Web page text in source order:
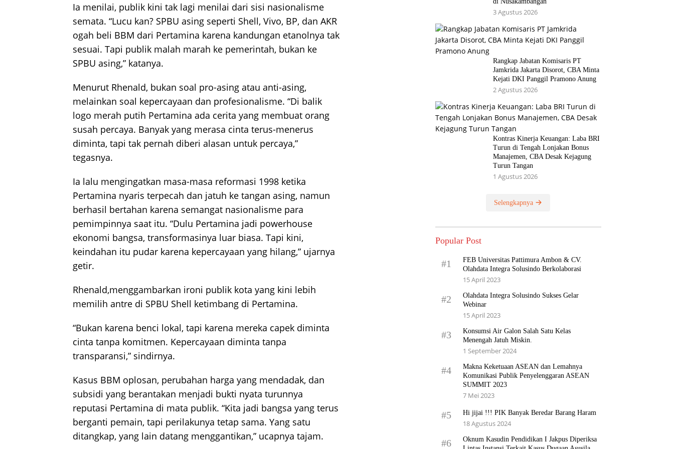
Ia menilai, publik kini tak lagi menilai dari sisi nasionalisme
semata. “Lucu kan? SPBU asing seperti Shell, Vivo, BP, dan AKR
ogah beli BBM dari Pertamina karena kandungan etanolnya tak
sesuai. Tapi publik malah marah ke pemerintah, bukan ke
SPBU asing,” katanya.
Menurut Rhenald, bukan soal pro-asing atau anti-asing,
melainkan soal kepercayaan dan profesionalisme. “Di balik
logo merah putih Pertamina ada cerita yang membuat orang
susah percaya. Banyak yang merasa cinta terus-menerus
diminta, tapi tak pernah diberi alasan untuk percaya,”
tegasnya.
Ia lalu mengingatkan masa-masa reformasi 1998 ketika
Pertamina nyaris terpecah dan jatuh ke tangan asing, namun
berhasil bertahan karena semangat nasionalisme para
pemimpinnya saat itu. “Dulu Pertamina jadi powerhouse
ekonomi bangsa, transformasinya luar biasa. Tapi kini,
keindahan itu pudar karena kepercayaan yang hilang,” ujarnya
getir.
Rhenald,menggambarkan ironi publik kota yang kini lebih
memilih antre di SPBU Shell ketimbang di Pertamina.
“Bukan karena benci lokal, tapi karena mereka capek diminta
cinta tanpa komitmen. Kepercayaan diminta tanpa
transparansi,” sindirnya.
Kasus BBM oplosan, perubahan harga yang mendadak, dan
subsidi yang berantakan menjadi bukti nyata turunnya
reputasi Pertamina di mata publik. “Kita jadi bangsa yang terus
berganti pemain, tapi perilakunya tetap sama. Yang satu
ditangkap, yang lain datang menggantikan,” ucapnya tajam.
3 Agustus 2026
Rangkap Jabatan Komisaris PT
Jamkrida Jakarta Disorot, CBA Minta
Kejati DKI Panggil Pramono Anung
2 Agustus 2026
Kontras Kinerja Keuangan: Laba BRI
Turun di Tengah Lonjakan Bonus
Manajemen, CBA Desak Kejagung
Turun Tangan
1 Agustus 2026
Selengkapnya
Popular Post
#1
FEB Universitas Pattimura Ambon & CV.
Olahdata Integra Solusindo Berkolaborasi
15 April 2023
#2
Olahdata Integra Solusindo Sukses Gelar
Webinar
15 April 2023
#3
Konsumsi Air Galon Salah Satu Kelas
Menengah Jatuh Miskin.
1 September 2024
#4
Makna Keketuaan ASEAN dan Lemahnya
Komunikasi Publik Penyelenggaran ASEAN
SUMMIT 2023
7 Mei 2023
#5 Hi jijai !!! PIK Banyak Beredar Barang Haram
18 Agustus 2024
#6
Oknum Kasudin Pendidikan I Jakpus Diperiksa